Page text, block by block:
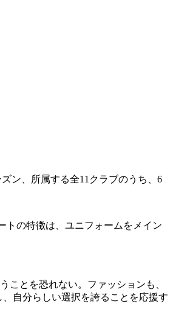
ン、所属する全11クラブのうち、6
トの特徴は、ユニフォームをメイン
ことを恐れない。ファッションも、
自分らしい選択を誇ることを応援す